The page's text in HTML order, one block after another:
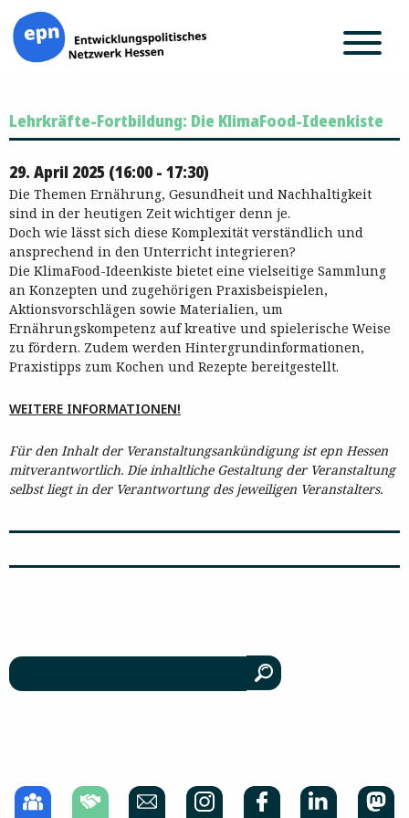
Inhalt
springen
Lehrkräfte-Fortbildung: Die KlimaFood-Ideenkiste
29. April 2025 (16:00 - 17:30)
Die Themen Ernährung, Gesundheit und Nachhaltigkeit
sind in der heutigen Zeit wichtiger denn je.
Doch wie lässt sich diese Komplexität verständlich und
ansprechend in den Unterricht integrieren?
Die KlimaFood-Ideenkiste bietet eine vielseitige Sammlung
an Konzepten und zugehörigen Praxisbeispielen,
Aktionsvorschlägen sowie Materialien, um
Ernährungskompetenz auf kreative und spielerische Weise
zu fördern. Zudem werden Hintergrundinformationen,
Praxistipps zum Kochen und Rezepte bereitgestellt.
WEITERE INFORMATIONEN!
Für den Inhalt der Veranstaltungsankündigung ist epn Hessen
mitverantwortlich. Die inhaltliche Gestaltung der Veranstaltung
selbst liegt in der Verantwortung des jeweiligen Veranstalters.